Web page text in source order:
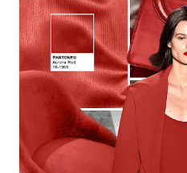
hosszú szoknyát ami annyira
mégsem tudtok nemet mondani
vigyétek haza és hordjátok
legalkalmasabbak a gumis
és kézügyességgel a cipzárral
tenni rá. Ezután már csak pár
kényelmes, lapos szandál vagy